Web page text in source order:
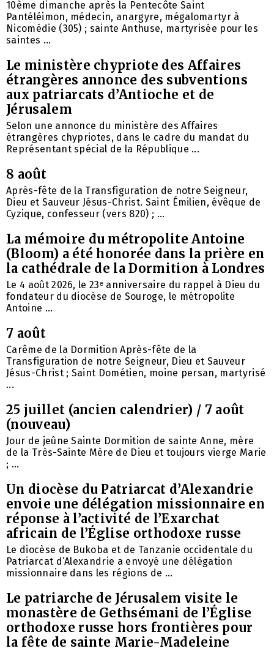
10ème dimanche après la Pentecôte Saint
Pantéléimon, médecin, anargyre, mégalomartyr à
Nicomédie (305) ; sainte Anthuse, martyrisée pour les
saintes ...
Le ministère chypriote des Affaires
étrangères annonce des subventions
aux patriarcats d’Antioche et de
Jérusalem
Selon une annonce du ministère des Affaires
étrangères chypriotes, dans le cadre du mandat du
Représentant spécial de la République ...
8 août
Après-fête de la Transfiguration de notre Seigneur,
Dieu et Sauveur Jésus-Christ. Saint Émilien, évêque de
Cyzique, confesseur (vers 820) ; ...
La mémoire du métropolite Antoine
(Bloom) a été honorée dans la prière en
la cathédrale de la Dormition à Londres
Le 4 août 2026, le 23ᵉ anniversaire du rappel à Dieu du
fondateur du diocèse de Souroge, le métropolite
Antoine ...
7 août
Carême de la Dormition Après-fête de la
Transfiguration de notre Seigneur, Dieu et Sauveur
Jésus-Christ ; Saint Dométien, moine persan, martyrisé
...
25 juillet (ancien calendrier) / 7 août
(nouveau)
Jour de jeûne Sainte Dormition de sainte Anne, mère
de la Très-Sainte Mère de Dieu et toujours vierge Marie
; ...
Un diocèse du Patriarcat d’Alexandrie
envoie une délégation missionnaire en
réponse à l’activité de l’Exarchat
africain de l’Église orthodoxe russe
Le diocèse de Bukoba et de Tanzanie occidentale du
Patriarcat d’Alexandrie a envoyé une délégation
missionnaire dans les régions de ...
Le patriarche de Jérusalem visite le
monastère de Gethsémani de l’Église
orthodoxe russe hors frontières pour
la fête de sainte Marie-Madeleine